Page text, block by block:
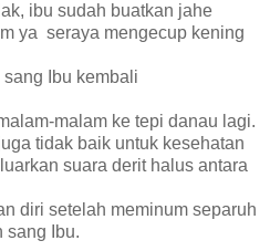
ibu sudah buatkan jahe
ya seraya mengecup kening
Ibu kembali
malam ke tepi danau lagi.
tidak baik untuk kesehatan
suara derit halus antara
diri setelah meminum separuh
sang Ibu.